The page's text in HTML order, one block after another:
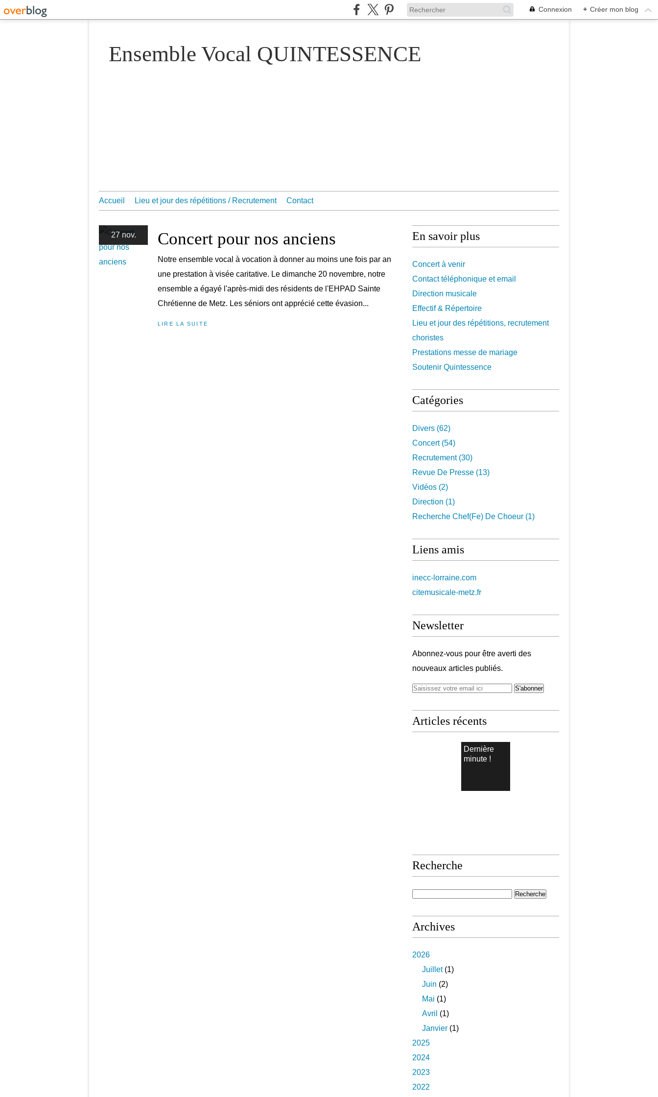
Connexion + Créer mon blog
Ensemble Vocal QUINTESSENCE
Accueil Lieu et jour des répétitions / Recrutement Contact
27 nov. Concert pour nos anciens
Notre ensemble vocal à vocation à donner au moins une fois par an
une prestation à visée caritative. Le dimanche 20 novembre, notre
ensemble a égayé l'après-midi des résidents de l'EHPAD Sainte
Chrétienne de Metz. Les séniors ont apprécié cette évasion...
LIRE LA SUITE
En savoir plus
Concert à venir
Contact téléphonique et email
Direction musicale
Effectif & Répertoire
Lieu et jour des répétitions, recrutement
choristes
Prestations messe de mariage
Soutenir Quintessence
Catégories
Divers (62)
Concert(54)
Recrutement(30)
Revue De Presse (13)
Vidéos (2)
Direction (1)
Recherche Chef(fe) De Choeur (1)
Liens amis
inecc-lorraine.com
citemusicale-metz.fr
Newsletter
Abonnez-vous pour être averti des
nouveaux articles publiés.
Articles récents
Dernière
minute !
Recherche
Archives
2026
Juillet(1)
Juin (2)
Mai (1)
Avril (1)
Janvier (1)
2025
2024
2023
2022